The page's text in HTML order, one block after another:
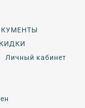
Личный кабинет